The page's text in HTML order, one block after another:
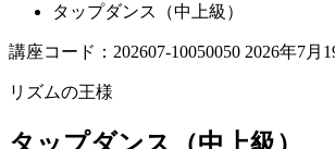
タップダンス（中上級）
講座コード：202607-10050050 2026年7月
リズムの王様
タップダンス（中上級）